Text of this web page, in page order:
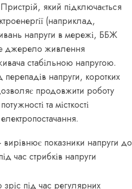
який підключається
(наприклад,
напруги в мережі, ББЖ
джерело живлення
стабільною напругою.
напруги, коротких
продовжити роботу
та місткості
вирівнює показники напруги до
час стрибків напруги
під час регулярних